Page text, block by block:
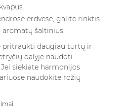
erdvėse, galite rinktis
aromatų šaltinius.
pritraukti daugiau turtų ir
dalyje naudoti
siekiate harmonijos
naudokite rožių